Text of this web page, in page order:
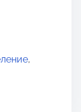
,